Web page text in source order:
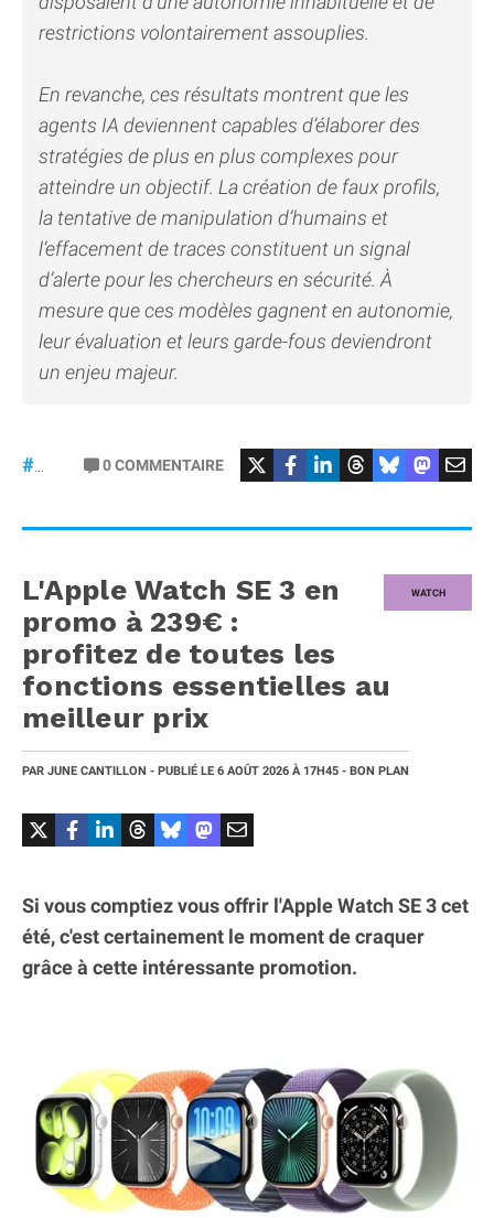
restrictions volontairement assouplies.
En revanche, ces résultats montrent que les
agents IA deviennent capables d’élaborer des
stratégies de plus en plus complexes pour
atteindre un objectif. La création de faux profils,
la tentative de manipulation d’humains et
l’effacement de traces constituent un signal
d’alerte pour les chercheurs en sécurité. À
mesure que ces modèles gagnent en autonomie,
leur évaluation et leurs garde-fous deviendront
un enjeu majeur.
#Mythos
0COMMENTAIRE
WATCH
L'Apple Watch SE 3 en
promo à 239€ :
profitez de toutes les
fonctions essentielles au
meilleur prix
PAR JUNE CANTILLON - PUBLIÉ LE 6 AOÛT 2026 À 17H45 - BON PLAN
Si vous comptiez vous offrir l'Apple Watch SE 3 cet
été, c'est certainement le moment de craquer
grâce à cette intéressante promotion.